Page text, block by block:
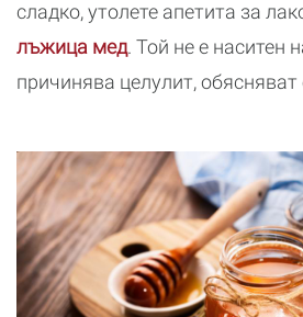
сладко, утолете апетита за
лъжица мед. Той не е наситен
причинява целулит, обясняват